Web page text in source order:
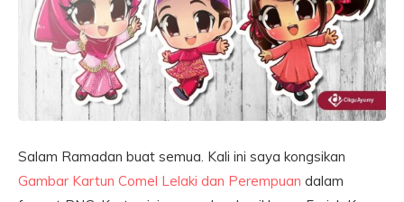
Salam Ramadan buat semua. Kali ini saya kongsikan
Gambar Kartun Comel Lelaki dan Perempuan dalam